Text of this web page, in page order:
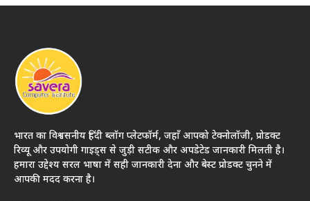
भारत का विश्वसनीय हिंदी ब्लॉग प्लेटफॉर्म, जहाँ आपको टेक्नोलॉजी, प्रोडक्ट
रिव्यू और उपयोगी गाइड्स से जुड़ी सटीक और अपडेटेड जानकारी मिलती है।
हमारा उद्देश्य सरल भाषा में सही जानकारी देना और बेस्ट प्रोडक्ट चुनने में
आपकी मदद करना है।